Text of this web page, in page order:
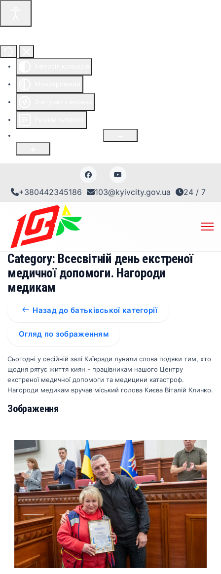
+380442345186 103@kyivcity.gov.ua 24 / 7
Category: Всесвітній день екстреної
медичної допомоги. Нагороди
медикам
Назад до батьківської категорії
Огляд по зображенням
Сьогодні у сесійній залі Київради лунали слова подяки тим, хто
щодня рятує життя киян - працівникам нашого Центру
екстреної медичної допомоги та медицини катастроф.
Нагороди медикам вручав міський голова Києва Віталій Кличко.
Зображення